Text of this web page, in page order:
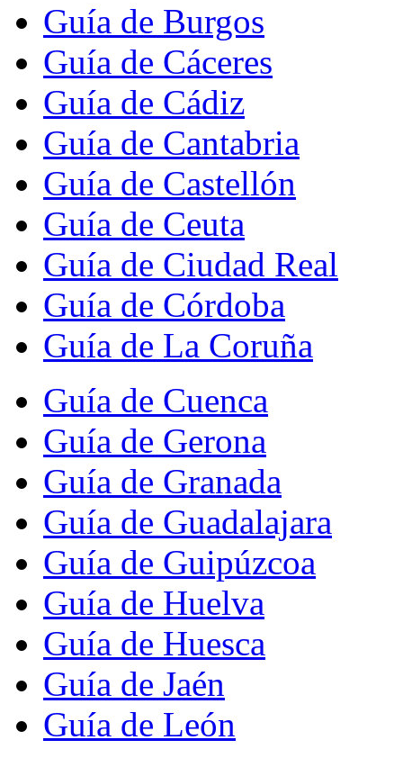
Guía de Burgos
Guía de Cáceres
Guía de Cádiz
Guía de Cantabria
Guía de Castellón
Guía de Ceuta
Guía de Ciudad Real
Guía de Córdoba
Guía de La Coruña
Guía de Cuenca
Guía de Gerona
Guía de Granada
Guía de Guadalajara
Guía de Guipúzcoa
Guía de Huelva
Guía de Huesca
Guía de Jaén
Guía de León